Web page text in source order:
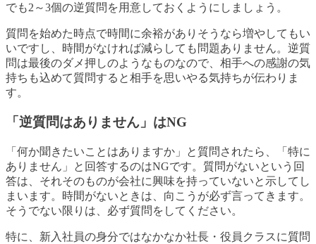
でも2～3個の逆質問を用意しておくようにしましょう。
質問を始めた時点で時間に余裕がありそうなら増やしてもい
いですし、時間がなければ減らしても問題ありません。逆質
問は最後のダメ押しのようなものなので、相手への感謝の気
持ちも込めて質問すると相手を思いやる気持ちが伝わりま
す。
「逆質問はありません」はNG
「何か聞きたいことはありますか」と質問されたら、「特に
ありません」と回答するのはNGです。質問がないという回
答は、それそのものが会社に興味を持っていないと示してし
まいます。時間がないときは、向こうが必ず言ってきます。
そうでない限りは、必ず質問をしてください。
特に、新入社員の身分ではなかなか社長・役員クラスに質問